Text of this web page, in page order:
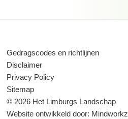
Gedragscodes en richtlijnen
Disclaimer
Privacy Policy
Sitemap
© 2026 Het Limburgs Landschap
Website ontwikkeld door: Mindworkz